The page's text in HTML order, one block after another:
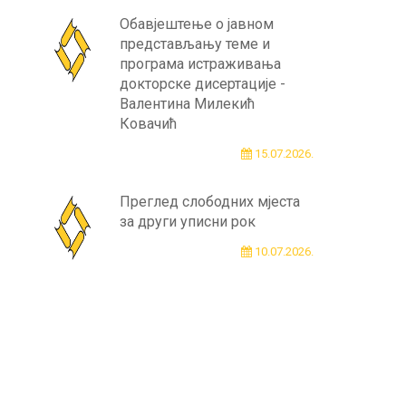
Обавјештење о јавном
представљању теме и
програма истраживања
докторске дисертације -
Валентина Милекић
Ковачић
15.07.2026.
Преглед слободних мјеста
за други уписни рок
10.07.2026.